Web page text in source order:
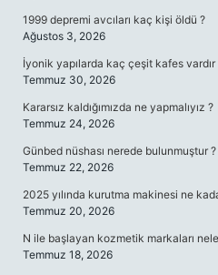
1999 depremi avcıları kaç kişi öldü ?
Ağustos 3, 2026
İyonik yapılarda kaç çeşit kafes vardır
Temmuz 30, 2026
Kararsız kaldığımızda ne yapmalıyız ?
Temmuz 24, 2026
Günbed nüshası nerede bulunmuştur ?
Temmuz 22, 2026
2025 yılında kurutma makinesi ne
Temmuz 20, 2026
N ile başlayan kozmetik markaları
Temmuz 18, 2026